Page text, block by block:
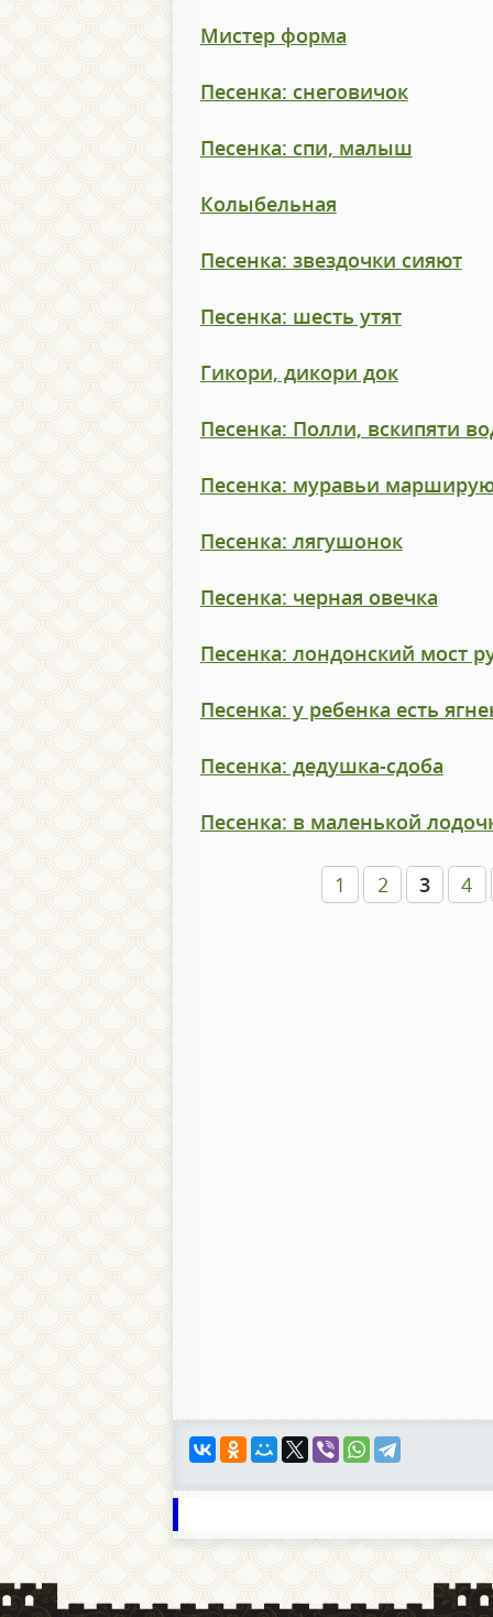
Мистер форма
Песенка: снеговичок
Песенка: спи, малыш
Колыбельная
Песенка: звездочки сияют
Песенка: шесть утят
Гикори, дикори док
Песенка: Полли, вскипяти
Песенка: муравьи
Песенка: лягушонок
Песенка: черная овечка
Песенка: лондонский мост
Песенка: у ребенка есть
Песенка: дедушка-сдоба
Песенка: в маленькой
1 2 3 4